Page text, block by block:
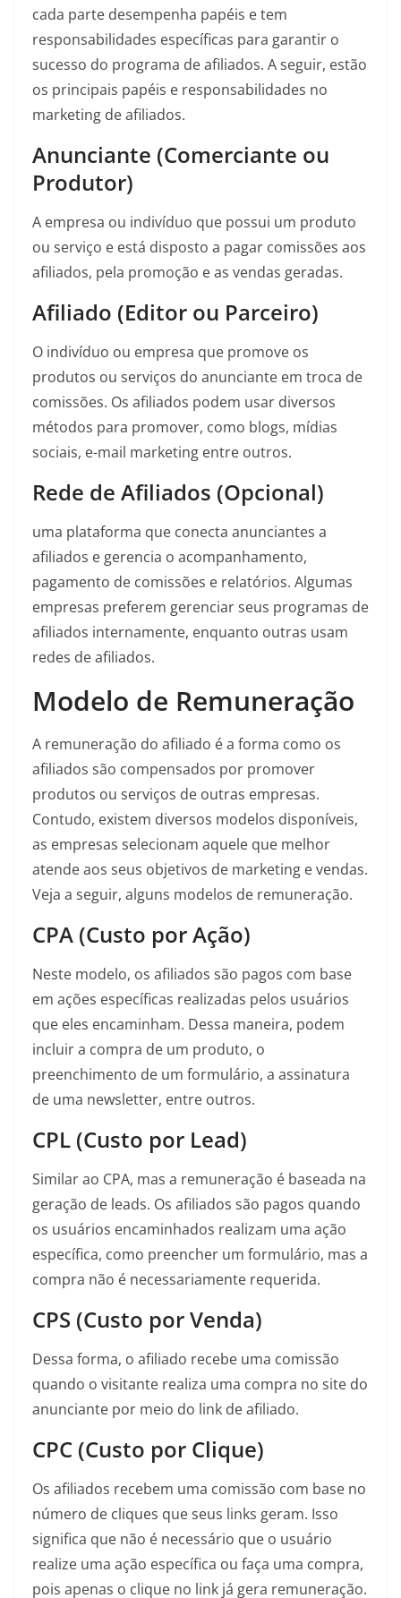
cada parte desempenha papéis e tem
responsabilidades específicas para garantir o
sucesso do programa de afiliados. A seguir, estão
os principais papéis e responsabilidades no
marketing de afiliados.
Anunciante (Comerciante ou
Produtor)
A empresa ou indivíduo que possui um produto
ou serviço e está disposto a pagar comissões aos
afiliados, pela promoção e as vendas geradas.
Afiliado (Editor ou Parceiro)
O indivíduo ou empresa que promove os
produtos ou serviços do anunciante em troca de
comissões. Os afiliados podem usar diversos
métodos para promover, como blogs, mídias
sociais, e-mail marketing entre outros.
Rede de Afiliados (Opcional)
uma plataforma que conecta anunciantes a
afiliados e gerencia o acompanhamento,
pagamento de comissões e relatórios. Algumas
empresas preferem gerenciar seus programas de
afiliados internamente, enquanto outras usam
redes de afiliados.
Modelo de Remuneração
A remuneração do afiliado é a forma como os
afiliados são compensados por promover
produtos ou serviços de outras empresas.
Contudo, existem diversos modelos disponíveis,
as empresas selecionam aquele que melhor
atende aos seus objetivos de marketing e vendas.
Veja a seguir, alguns modelos de remuneração.
CPA (Custo por Ação)
Neste modelo, os afiliados são pagos com base
em ações específicas realizadas pelos usuários
que eles encaminham. Dessa maneira, podem
incluir a compra de um produto, o
preenchimento de um formulário, a assinatura
de uma newsletter, entre outros.
CPL (Custo por Lead)
Similar ao CPA, mas a remuneração é baseada na
geração de leads. Os afiliados são pagos quando
os usuários encaminhados realizam uma ação
específica, como preencher um formulário, mas a
compra não é necessariamente requerida.
CPS (Custo por Venda)
Dessa forma, o afiliado recebe uma comissão
quando o visitante realiza uma compra no site do
anunciante por meio do link de afiliado.
CPC (Custo por Clique)
Os afiliados recebem uma comissão com base no
número de cliques que seus links geram. Isso
significa que não é necessário que o usuário
realize uma ação específica ou faça uma compra,
pois apenas o clique no link já gera remuneração.